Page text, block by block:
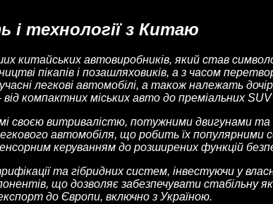
і технології з Китаю
китайських автовиробників, який став
пікапів і позашляховиків, а з часом
легкові автомобілі, а також належать
компактних міських авто до преміальних SUV
своєю витривалістю, потужними двигунами
автомобіля, що робить їх популярними
керуванням до розширених функцій
та гібридних систем, інвестуючи у
що дозволяє забезпечувати стабільну
до Європи, включно з Україною.